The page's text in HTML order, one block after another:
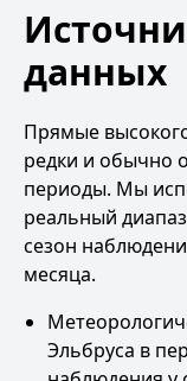
данных
Прямые
редки и обычно
периоды. Мы
реальный
сезон
месяца.
Эльбруса в